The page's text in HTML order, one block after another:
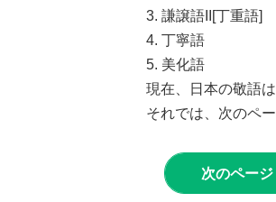
3. 謙譲語II[丁重語]
4. 丁寧語
5. 美化語
現在、日本の敬語
それでは、次のペ
次のページ